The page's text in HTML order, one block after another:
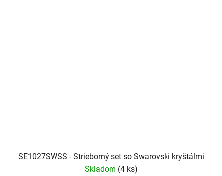
SE1027SWSS - Strieborný set so Swarovski kryštálmi
Skladom (4 ks)